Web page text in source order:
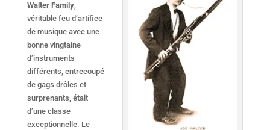
Walter Family,
véritable feu d’artifice
de musique avec une
bonne vingtaine
d’instruments
différents, entrecoupé
de gags drôles et
surprenants, était
d’une classe
exceptionnelle. Le